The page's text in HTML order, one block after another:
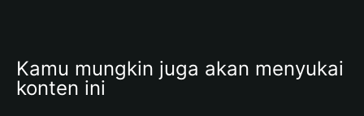
Kamu mungkin juga akan menyukai
konten ini